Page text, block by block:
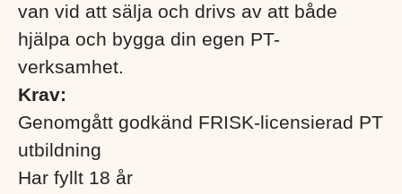
van vid att sälja och drivs av att både
hjälpa och bygga din egen PT-
verksamhet.
Krav:
Genomgått godkänd FRISK-licensierad PT
utbildning
Har fyllt 18 år